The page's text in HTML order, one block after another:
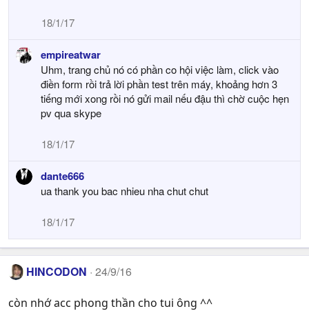
18/1/17
empireatwar
Uhm, trang chủ nó có phần co hội việc làm, click vào
điền form rồi trả lời phần test trên máy, khoảng hơn 3
tiếng mới xong rồi nó gửi mail nếu đậu thì chờ cuộc hẹn
pv qua skype
18/1/17
dante666
ua thank you bac nhieu nha chut chut
18/1/17
HINCODON 24/9/16
còn nhớ acc phong thần cho tui ông ^^